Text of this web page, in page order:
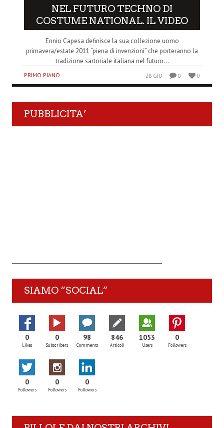
NEL FUTURO TECHNO DI
COSTUME NATIONAL. IL VIDEO
Ennio Capesa definisce la sua collezione uomo
primavera/estate 2011 “piena di invenzioni” che porteranno la
tradizione sartoriale italiana nel futuro...
PRIMO PIANO 28 GIU 0 0
PUBBLICITA’
SIAMO “SOCIAL”
0
Likes
0
Subscribers
98
Comments
846
Articoli
1053
Users
0
Followers
0
Followers
0
Followers
0
Followers